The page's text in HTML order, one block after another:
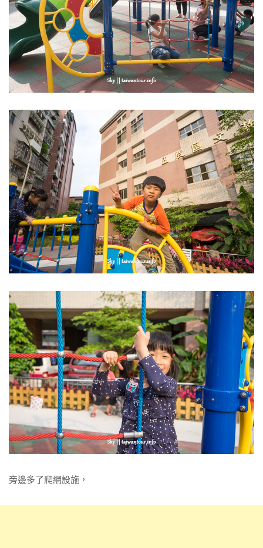
旁邊多了爬網設施，